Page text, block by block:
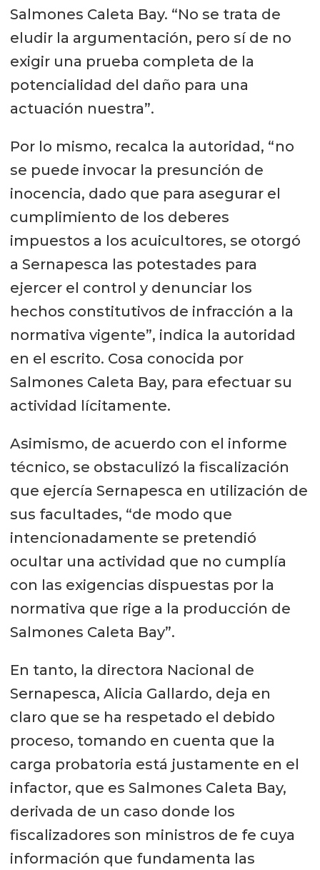
Salmones Caleta Bay. “No se trata de
eludir la argumentación, pero sí de no
exigir una prueba completa de la
potencialidad del daño para una
actuación nuestra”.
Por lo mismo, recalca la autoridad, “no
se puede invocar la presunción de
inocencia, dado que para asegurar el
cumplimiento de los deberes
impuestos a los acuicultores, se otorgó
a Sernapesca las potestades para
ejercer el control y denunciar los
hechos constitutivos de infracción a la
normativa vigente”, indica la autoridad
en el escrito. Cosa conocida por
Salmones Caleta Bay, para efectuar su
actividad lícitamente.
Asimismo, de acuerdo con el informe
técnico, se obstaculizó la fiscalización
que ejercía Sernapesca en utilización de
sus facultades, “de modo que
intencionadamente se pretendió
ocultar una actividad que no cumplía
con las exigencias dispuestas por la
normativa que rige a la producción de
Salmones Caleta Bay”.
En tanto, la directora Nacional de
Sernapesca, Alicia Gallardo, deja en
claro que se ha respetado el debido
proceso, tomando en cuenta que la
carga probatoria está justamente en el
infactor, que es Salmones Caleta Bay,
derivada de un caso donde los
fiscalizadores son ministros de fe cuya
información que fundamenta las